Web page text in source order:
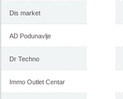
Dis market
AD Podunavlje
Dr Techno
Immo Outlet Centar